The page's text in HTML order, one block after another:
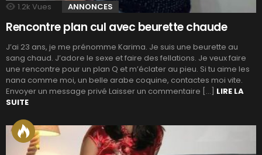
1.2k Vues ANNONCES
Rencontre plan cul avec beurette chaude
J’ai 23 ans, je me prénomme Karima. Je suis une beurette au
sang chaud. J’adore le sexe et faire des fellations. Je veux faire
une rencontre pour un plan Q et m’éclater au pieu. Si tu aime les
nana comme moi, un belle arabe coquine, contactes moi vite.
Envoyer un message privé Laisser un commentaire […] LIRE LA
SUITE